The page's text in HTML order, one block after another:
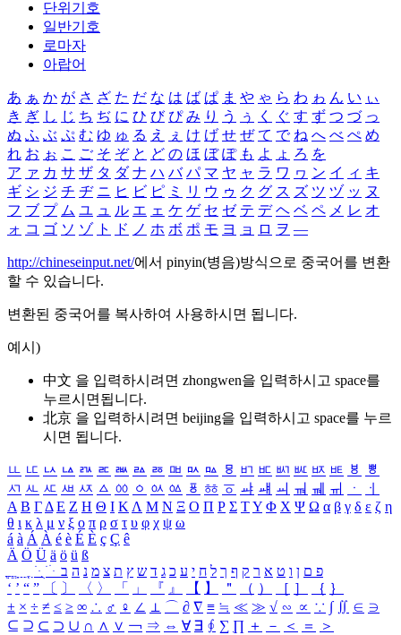
단위기호
일반기호
로마자
아랍어
あ ぁ か が さ ざ た だ な は ば ぱ ま や ゃ ら わ ゎ ん い ぃ
き ぎ し じ ち ぢ に ひ び ぴ み り う ぅ く ぐ す ず つ づ っ
ぬ ふ ぶ ぷ む ゆ ゅ る え ぇ け げ せ ぜ て で ね へ べ ぺ め
れ お ぉ こ ご そ ぞ と ど の ほ ぼ ぽ も よ ょ ろ を
ア ァ カ サ ザ タ ダ ナ ハ バ パ マ ヤ ャ ラ ワ ヮ ン イ ィ キ
ギ シ ジ チ ヂ ニ ヒ ビ ピ ミ リ ウ ゥ ク グ ス ズ ツ ヅ ッ ヌ
フ ブ プ ム ユ ュ ル エ ェ ケ ゲ セ ゼ テ デ ヘ ベ ペ メ レ オ
ォ コ ゴ ソ ゾ ト ド ノ ホ ボ ポ モ ヨ ョ ロ ヲ ―
http://chineseinput.net/에서 pinyin(병음)방식으로 중국어를 변환
할 수 있습니다.
변환된 중국어를 복사하여 사용하시면 됩니다.
예시)
中文 을 입력하시려면 zhongwen을 입력하시고 space를
누르시면됩니다.
北京 을 입력하시려면 beijing을 입력하시고 space를 누르
시면 됩니다.
ㅥ ㅦ ㅧ ㅨ ㅩ ㅪ ㅫ ㅬ ㅭ ㅮ ㅯ ㅰ ㅱ ㅲ ㅳ ㅴ ㅵ ㅶ ㅷ ㅸ
ㅹ
ㅺ ㅻ ㅼ ㅽ ㅾ ㅿ ㆀ ㆁ ㆂ ㆃ ㆄ ㆅ ㆆ ㆇ ㆈ ㆉ ㆊ ㆋ ㆌ ㆍ
ㆎ
Α Β ΓΔ Ε Ζ Η Θ Ι ΚΛ Μ Ν Ξ Ο Π Ρ Σ ΤΥ Φ Χ Ψ Ω α β γ δ ε ζ η
θ ι κ λ μ ν ξ ο π ρ σ τ υ φ χ ψ ω
á à Á À é è É È ç Ç ê
Ä Ö Ü ä ö ü ß
ִֶֹ ֻּ ׁׂ פ ם ן ו ט א ר ק ף ך ל ח י ע כ ג ד ש ץ ת צ מ נ ה ב
‘ ’ “ ” 〔 〕 〈 〉 「 」 『 』 【 】 ＂ （ ） ［ ］ ｛ ｝
± × ÷ ≠ ≤ ≥ ∞ ∴ ♂ ♀ ∠ ⊥ ⌒ ∂ ∇ ≡ ≒ ≪ ≫ √ ∽ ∝ ∵ ∫ ∬ ∈ ∋
⊆ ⊇ ⊂ ⊃ ∪ ∩ ∧ ∨ ￢ ⇒ ⇔ ∀ ∃ ∮ ∑ ∏ ＋ － ＜ ＝
＞